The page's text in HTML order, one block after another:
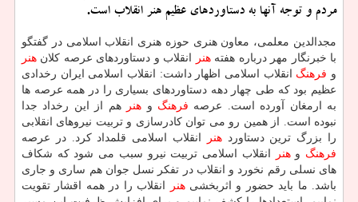
مردم و توجه آنها به دستاوردهای عظیم هنر انقلاب است.
مجدالدین معلمی، معاون هنری حوزه هنری انقلاب اسلامی در گفتگو
با خبرنگار مهر درباره هفتههنر انقلاب و دستاوردهای عرصه كلان هنر
و فرهنگ انقلاب اسلامی اظهار داشت: انقلاب اسلامی ایران رخدادی
عظیم بود كه طی چهار دهه دستاوردهای بسیاری را در همه عرصه ها
به ارمغان آورده است. عرصه فرهنگ و هنر
هم از این رخداد جدا
نبوده است. از همین رو می توان كادرسازی و تربیت نیروهای انقلابی
را بزرگ ترین دستاوردهنر
انقلاب اسلامی قلمداد كرد. در عرصه
فرهنگ وهنر
انقلاب اسلامی تربیت نیرو سبب می شود كه شكاف
های نسلی رقم نخورد و انقلاب در تفكر نسل جوان هم ساری و جاری
باشد. ما باید حضور و اثربخشیهنر
انقلاب را در همه اقشار تقویت